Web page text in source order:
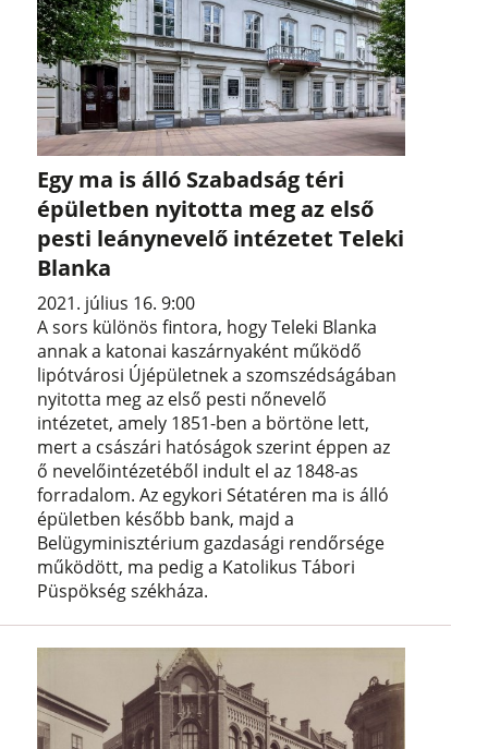
Egy ma is álló Szabadság téri
épületben nyitotta meg az első
pesti leánynevelő intézetet Teleki
Blanka
2021. július 16. 9:00
A sors különös fintora, hogy Teleki Blanka
annak a katonai kaszárnyaként működő
lipótvárosi Újépületnek a szomszédságában
nyitotta meg az első pesti nőnevelő
intézetet, amely 1851-ben a börtöne lett,
mert a császári hatóságok szerint éppen az
ő nevelőintézetéből indult el az 1848-as
forradalom. Az egykori Sétatéren ma is álló
épületben később bank, majd a
Belügyminisztérium gazdasági rendőrsége
működött, ma pedig a Katolikus Tábori
Püspökség székháza.